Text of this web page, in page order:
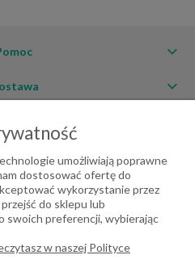
firmie
umożliwiają poprawne
dostosować ofertę do
wykorzystanie przez
do sklepu lub
swoich preferencji, wybierając
w naszej Polityce